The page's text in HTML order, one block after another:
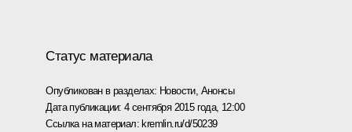
Статус материала
Опубликован в разделах: Новости, Анонсы
Дата публикации:4 сентября 2015 года, 12:00
Ссылка на материал: kremlin.ru/d/50239